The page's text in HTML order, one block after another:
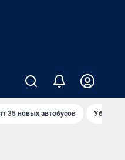
35 новых автобусов Убийца